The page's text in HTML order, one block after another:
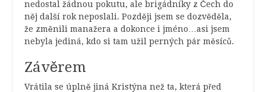
nedostal žádnou pokutu, ale brigádníky z Čech do
něj další rok neposlali. Později jsem se dozvěděla,
že změnili manažera a dokonce i jméno…asi jsem
nebyla jediná, kdo si tam užil perných pár měsíců.
Závěrem
Vrátila se úplně jiná Kristýna než ta, která před